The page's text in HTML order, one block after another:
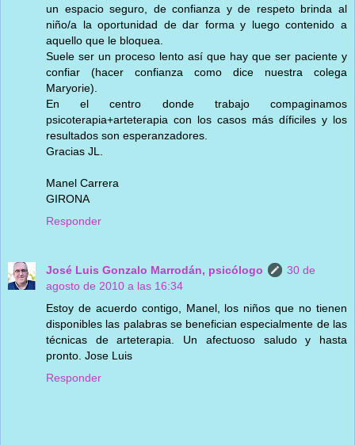
un espacio seguro, de confianza y de respeto brinda al
niño/a la oportunidad de dar forma y luego contenido a
aquello que le bloquea.
Suele ser un proceso lento así que hay que ser paciente y
confiar (hacer confianza como dice nuestra colega
Maryorie).
En el centro donde trabajo compaginamos
psicoterapia+arteterapia con los casos más díficiles y los
resultados son esperanzadores.
Gracias JL.
Manel Carrera
GIRONA
Responder
José Luis Gonzalo Marrodán, psicólogo
30 de
agosto de 2010 a las 16:34
Estoy de acuerdo contigo, Manel, los niños que no tienen
disponibles las palabras se benefician especialmente de las
técnicas de arteterapia. Un afectuoso saludo y hasta
pronto. Jose Luis
Responder